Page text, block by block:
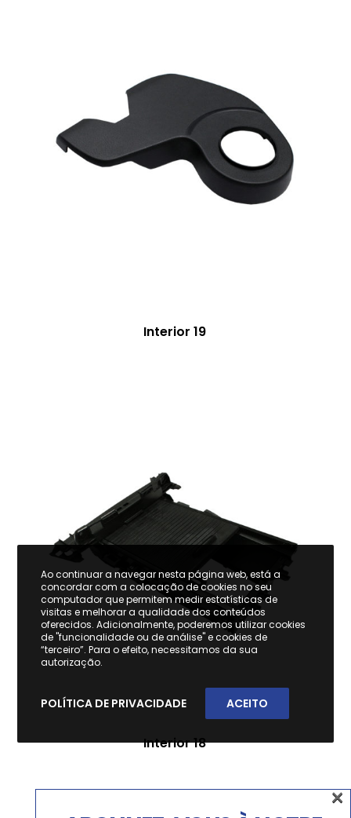
Interior 19
Interior 18
Ao continuar a navegar nesta página web, está a
concordar com a colocação de cookies no seu
computador que permitem medir estatísticas de
visitas e melhorar a qualidade dos conteúdos
oferecidos. Adicionalmente, poderemos utilizar cookies
de "funcionalidade ou de análise" e cookies de
“terceiro”. Para o efeito, necessitamos da sua
autorização.
POLÍTICA DE PRIVACIDADE ACEITO
×